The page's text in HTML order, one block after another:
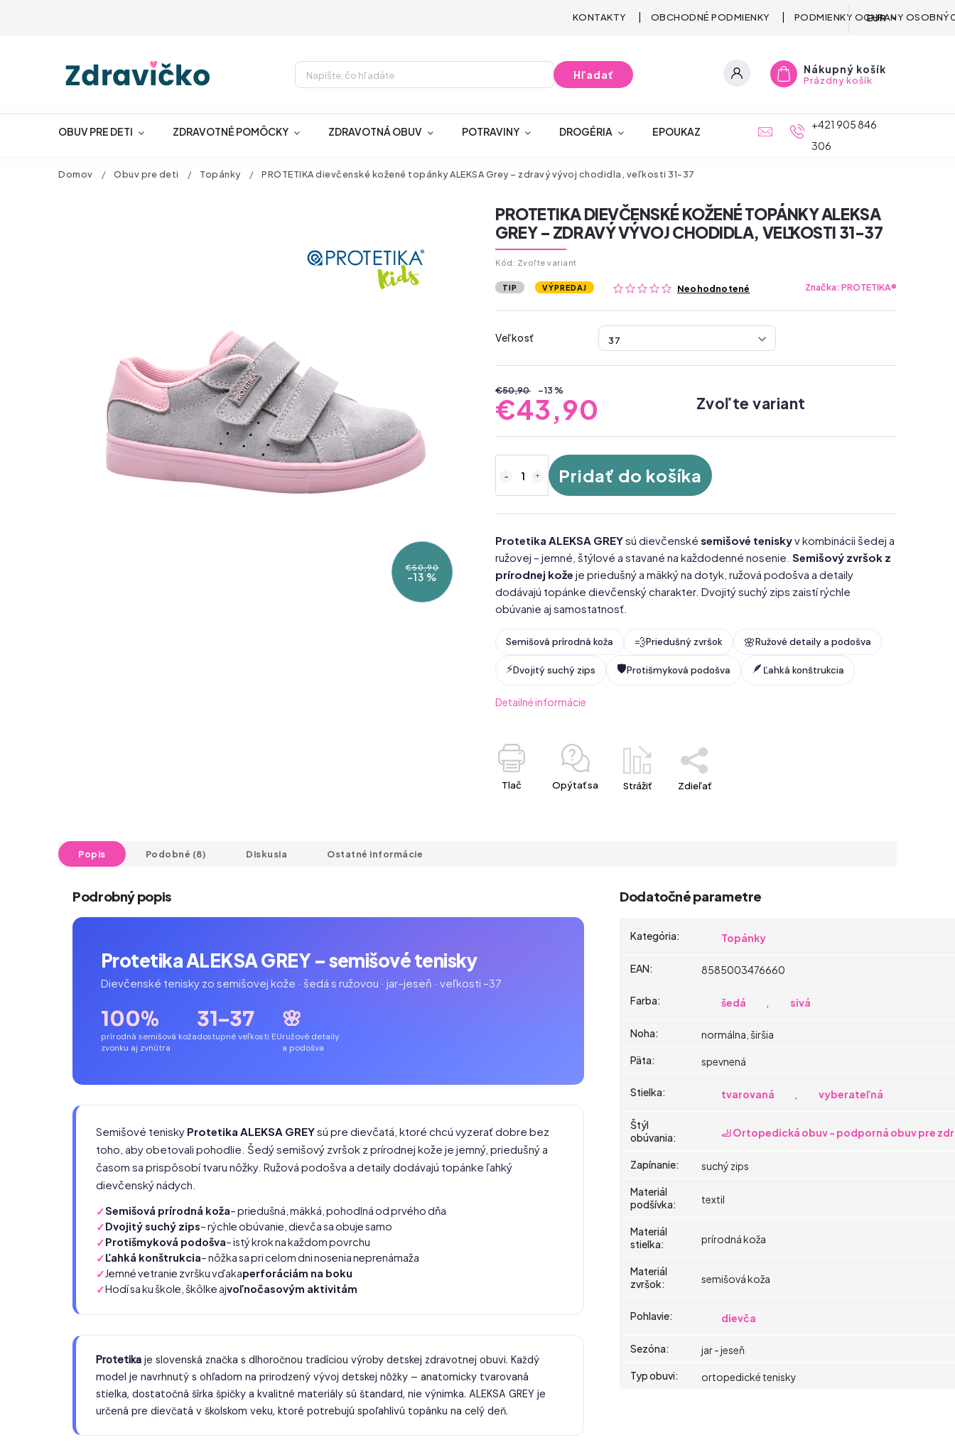
KONTAKTY OBCHODNÉ PODMIENKY PODMIENKY OCHRANY
EUR
Hľadať Nákupný košík
Prázdny košík
OBUV PRE DETI ZDRAVOTNÉ POMÔCKY ZDRAVOTNÁ OBUV POTRAVINY DROGÉRIA EPOUKAZ
+421 905 846
306
Domov / Obuv pre deti / Topánky / PROTETIKA dievčenské kožené topánky ALEKSA Grey – zdravý vývoj chodidla, veľkosti 31-37
€50,90
–13 %
PROTETIKA DIEVČENSKÉ KOŽENÉ TOPÁNKY ALEKSA
GREY – ZDRAVÝ VÝVOJ CHODIDLA, VEĽKOSTI 31-37
Kód: Zvoľte variant
TIP VÝPREDAJ Neohodnotené Značka:PROTETIKA®
Veľkosť
€50,90 –13 %
€43,90 Zvoľte variant
Pridať do košíka
Protetika ALEKSA GREYsú dievčenské semišové teniskyv kombinácii šedej a
ružovej – jemné, štýlové a stavané na každodenné nosenie. Semišový zvršok z
prírodnej kože je priedušný a mäkký na dotyk, ružová podošva a detaily
dodávajú topánke dievčenský charakter. Dvojitý suchý zips zaistí rýchle
obúvanie aj samostatnosť.
Semišová prírodná koža 💨Priedušný zvršok 🌸Ružové detaily a podošva
⚡Dvojitý suchý zips 🛡️Protišmyková podošva 🪶Ľahká konštrukcia
Detailné informácie
Tlač Opýtať sa Strážiť Zdieľať
Popis Podobné (8) Diskusia Ostatné informácie
Podrobný popis
Protetika ALEKSA GREY – semišové tenisky
Dievčenské tenisky zo semišovej kože · šedá s ružovou · jar–jeseň · veľkosti –37
100%
prírodná semišová koža
zvonku aj zvnútra
31–37
dostupné veľkosti EU
🌸
ružové detaily
a podošva
Semišové tenisky Protetika ALEKSA GREYsú pre dievčatá, ktoré chcú vyzerať dobre bez
toho, aby obetovali pohodlie. Šedý semišový zvršok z prírodnej kože je jemný, priedušný a
časom sa prispôsobí tvaru nôžky. Ružová podošva a detaily dodávajú topánke ľahký
dievčenský nádych.
Semišová prírodná koža– priedušná, mäkká, pohodlná od prvého dňa
Dvojitý suchý zips– rýchle obúvanie, dievča sa obuje samo
Protišmyková podošva– istý krok na každom povrchu
Ľahká konštrukcia– nôžka sa pri celom dni nosenia neprenámaža
Jemné vetranie zvršku vďakaperforáciám na boku
Hodí sa ku škole, škôlke ajvoľnočasovým aktivitám
Protetika je slovenská značka s dlhoročnou tradíciou výroby detskej zdravotnej obuvi. Každý
model je navrhnutý s ohľadom na prirodzený vývoj detskej nôžky – anatomicky tvarovaná
stielka, dostatočná šírka špičky a kvalitné materiály sú štandard, nie výnimka. ALEKSA GREY je
určená pre dievčatá v školskom veku, ktoré potrebujú spoľahlivú topánku na celý deň.
Dodatočné parametre
Kategória: Topánky
EAN: 8585003476660
Farba: šedá sivá
Noha:
normálna, širšia
Päta: spevnená
Stielka: tvarovaná vyberateľná
Štýl
obúvania: 🦶 Ortopedická obuv - podporná obuv pre
Zapínanie:
suchý zips
Materiál
podšívka: textil
Materiál
stielka: prírodná koža
Materiál
zvršok: semišová koža
Pohlavie: dievča
Sezóna:
jar - jeseň
Typ obuvi: ortopedické tenisky